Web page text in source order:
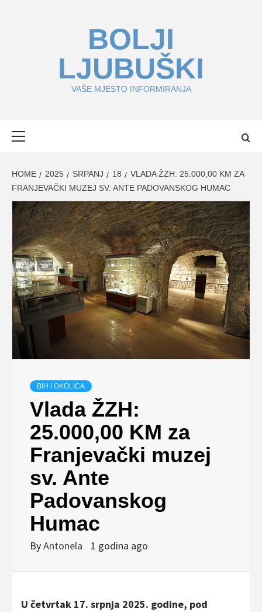
BOLJI
LJUBUŠKI
VAŠE MJESTO INFORMIRANJA
HOME 2025 SRPANJ 18
VLADA ŽZH: 25.000,00 KM ZA
FRANJEVAČKI MUZEJ SV. ANTE PADOVANSKOG HUMAC
BIH I OKOLICA
Vlada ŽZH:
25.000,00 KM za
Franjevački muzej
sv. Ante
Padovanskog
Humac
ByAntonela 1 godina ago
U četvrtak 17. srpnja 2025. godine, pod